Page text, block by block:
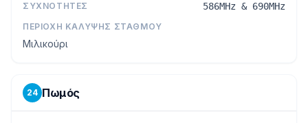
ΣΥΧΝΌΤΗΤΕΣ 586MHz & 690MHz
ΠΕΡΙΟΧΉ ΚΆΛΥΨΗΣ ΣΤΑΘΜΟΎ
Μιλικούρι
24 Πωμός